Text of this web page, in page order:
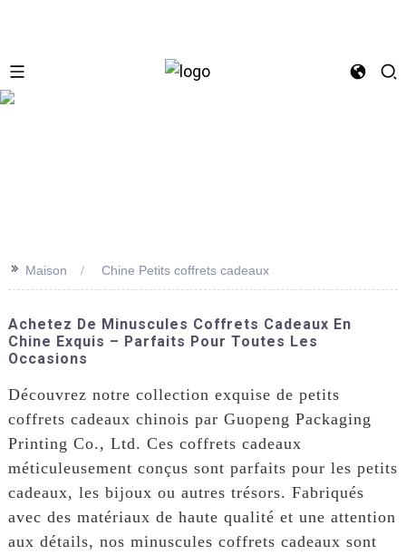
>> Maison Chine Petits coffrets cadeaux
Achetez De Minuscules Coffrets Cadeaux En
Chine Exquis – Parfaits Pour Toutes Les
Occasions
Découvrez notre collection exquise de petits
coffrets cadeaux chinois par Guopeng Packaging
Printing Co., Ltd. Ces coffrets cadeaux
méticuleusement conçus sont parfaits pour les petits
cadeaux, les bijoux ou autres trésors. Fabriqués
avec des matériaux de haute qualité et une attention
aux détails, nos minuscules coffrets cadeaux sont